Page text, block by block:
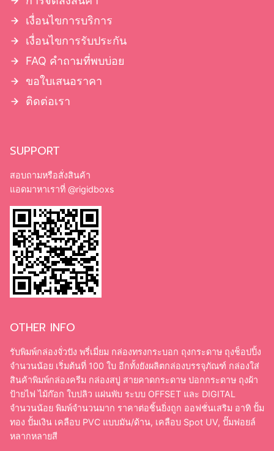
เงื่อนไขการบริการ
เงื่อนไขการรับประกัน
FAQ คำถามที่พบบ่อย
ขอใบเสนอราคา
ติดต่อเรา
SUPPORT
สอบถามหรือสั่งสินค้า
แอดมาหาเราที่ @rigidboxs
OTHER INFO
รับพิมพ์กล่องจั่วปัง พรี่เมี่ยม กล่องทรงกระบอก ถุงกระดาษ ถุงช็อปปิ้ง
จำนวนน้อย เริ่มต้นที่ 100 ใบ อีกทั้งยังผลิตกล่องบรรจุภัณฑ์ กล่องใส่
สินค้าพิมพ์กล่องครีม กล่องสบู่ สายคาดกระดาษ ปอกกระดาษ ถุงผ้า
ป้ายไฟ ไม้ก๊อก ใบปลิว แผ่นพับ ระบบ OFFSET และ DIGITAL
จำนวนน้อย พิมพ์จำนวนมาก ราคาต่อชิ้นยิ่งถูก ออฟชั่นเสริม อาทิ ปั้ม
ทอง ปั้มเงิน เคลือบ PVC แบบมัน/ด้าน, เคลือบ Spot UV, ปั๊มฟอยล์
หลากหลายสี